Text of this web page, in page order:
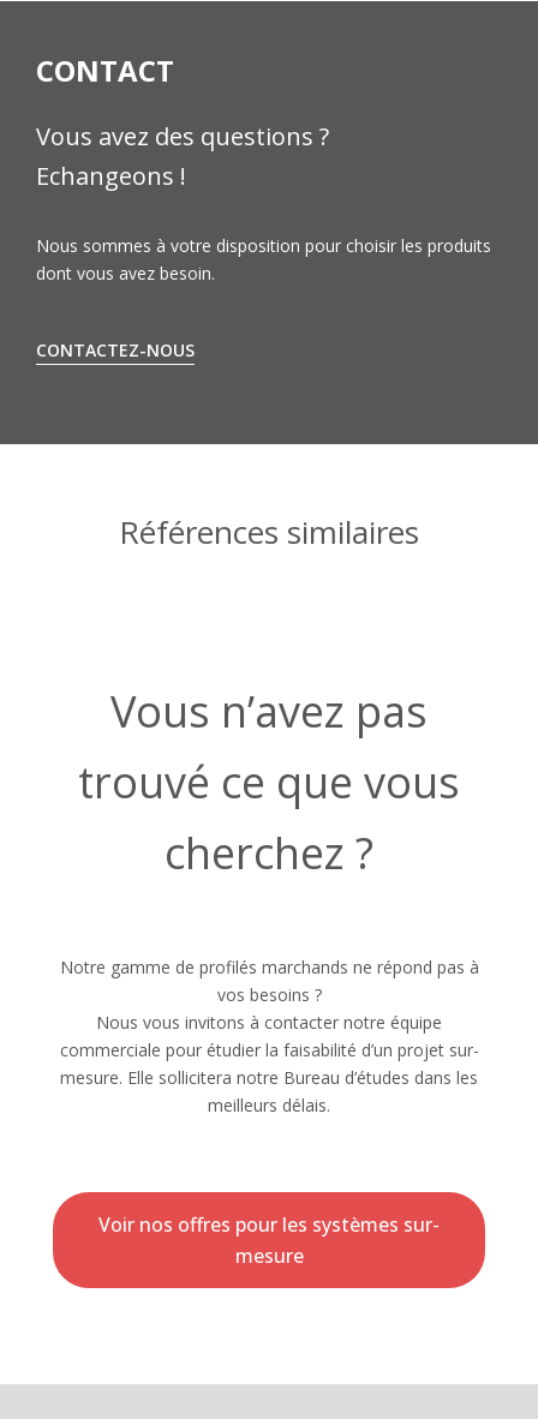
CONTACT
Vous avez des questions ?
Echangeons !
Nous sommes à votre disposition pour choisir les produits
dont vous avez besoin.
CONTACTEZ-NOUS
Références similaires
Vous n’avez pas
trouvé ce que vous
cherchez ?
Notre gamme de profilés marchands ne répond pas à
vos besoins ?
Nous vous invitons à contacter notre équipe
commerciale pour étudier la faisabilité d’un projet sur-
mesure. Elle sollicitera notre Bureau d’études dans les
meilleurs délais.
Voir nos offres pour les systèmes sur-
mesure